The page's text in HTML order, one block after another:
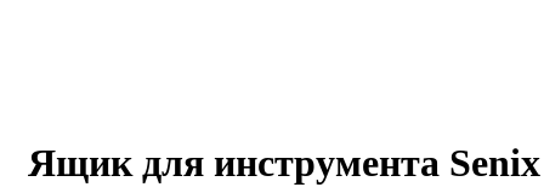
Ящик для инструмента Senix